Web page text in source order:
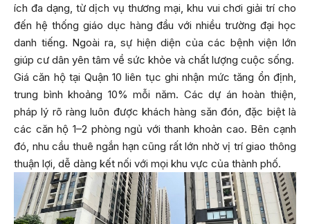
ích đa dạng, từ dịch vụ thương mại, khu vui chơi giải trí cho
đến hệ thống giáo dục hàng đầu với nhiều trường đại học
danh tiếng. Ngoài ra, sự hiện diện của các bệnh viện lớn
giúp cư dân yên tâm về sức khỏe và chất lượng cuộc sống.
Giá căn hộ tại Quận 10 liên tục ghi nhận mức tăng ổn định,
trung bình khoảng 10% mỗi năm. Các dự án hoàn thiện,
pháp lý rõ ràng luôn được khách hàng săn đón, đặc biệt là
các căn hộ 1–2 phòng ngủ với thanh khoản cao. Bên cạnh
đó, nhu cầu thuê ngắn hạn cũng rất lớn nhờ vị trí giao thông
thuận lợi, dễ dàng kết nối với mọi khu vực của thành phố.